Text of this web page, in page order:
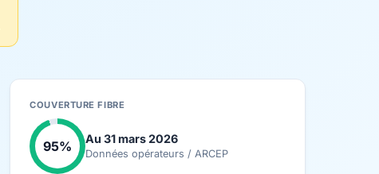
COUVERTURE FIBRE
95% Au 31 mars 2026
Données opérateurs / ARCEP